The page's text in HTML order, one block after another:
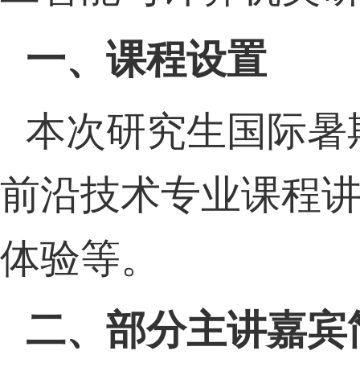
一、课程设置
本次研究生国际
前沿技术专业课程
体验等。
二、 部分主讲嘉宾